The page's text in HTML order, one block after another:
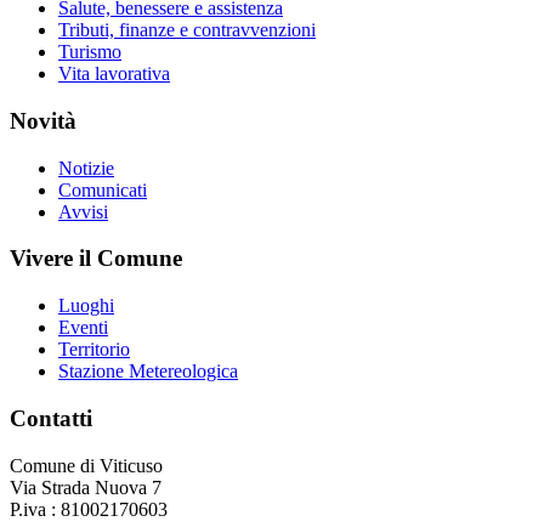
Salute, benessere e assistenza
Tributi, finanze e contravvenzioni
Turismo
Vita lavorativa
Novità
Notizie
Comunicati
Avvisi
Vivere il Comune
Luoghi
Eventi
Territorio
Stazione Metereologica
Contatti
Comune di Viticuso
Via Strada Nuova 7
P.iva : 81002170603